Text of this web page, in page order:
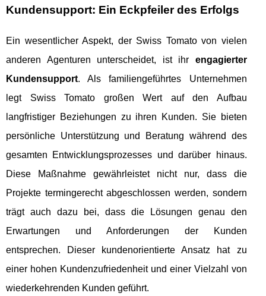
Kundensupport: Ein Eckpfeiler des Erfolgs
Ein wesentlicher Aspekt, der Swiss Tomato von vielen
anderen Agenturen unterscheidet, ist ihr engagierter
Kundensupport. Als familiengeführtes Unternehmen
legt Swiss Tomato großen Wert auf den Aufbau
langfristiger Beziehungen zu ihren Kunden. Sie bieten
persönliche Unterstützung und Beratung während des
gesamten Entwicklungsprozesses und darüber hinaus.
Diese Maßnahme gewährleistet nicht nur, dass die
Projekte termingerecht abgeschlossen werden, sondern
trägt auch dazu bei, dass die Lösungen genau den
Erwartungen und Anforderungen der Kunden
entsprechen. Dieser kundenorientierte Ansatz hat zu
einer hohen Kundenzufriedenheit und einer Vielzahl von
wiederkehrenden Kunden geführt.